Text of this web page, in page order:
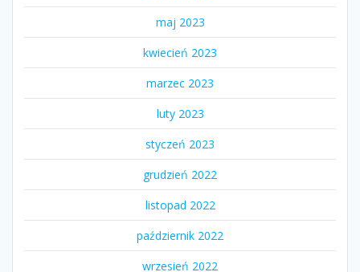
maj 2023
kwiecień 2023
marzec 2023
luty 2023
styczeń 2023
grudzień 2022
listopad 2022
październik 2022
wrzesień 2022